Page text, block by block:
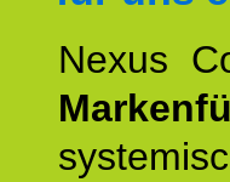
Nexus